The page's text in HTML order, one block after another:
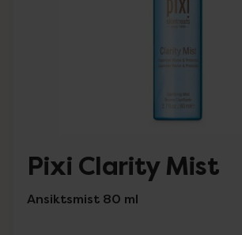
Pixi Clarity Mist
Ansiktsmist 80 ml